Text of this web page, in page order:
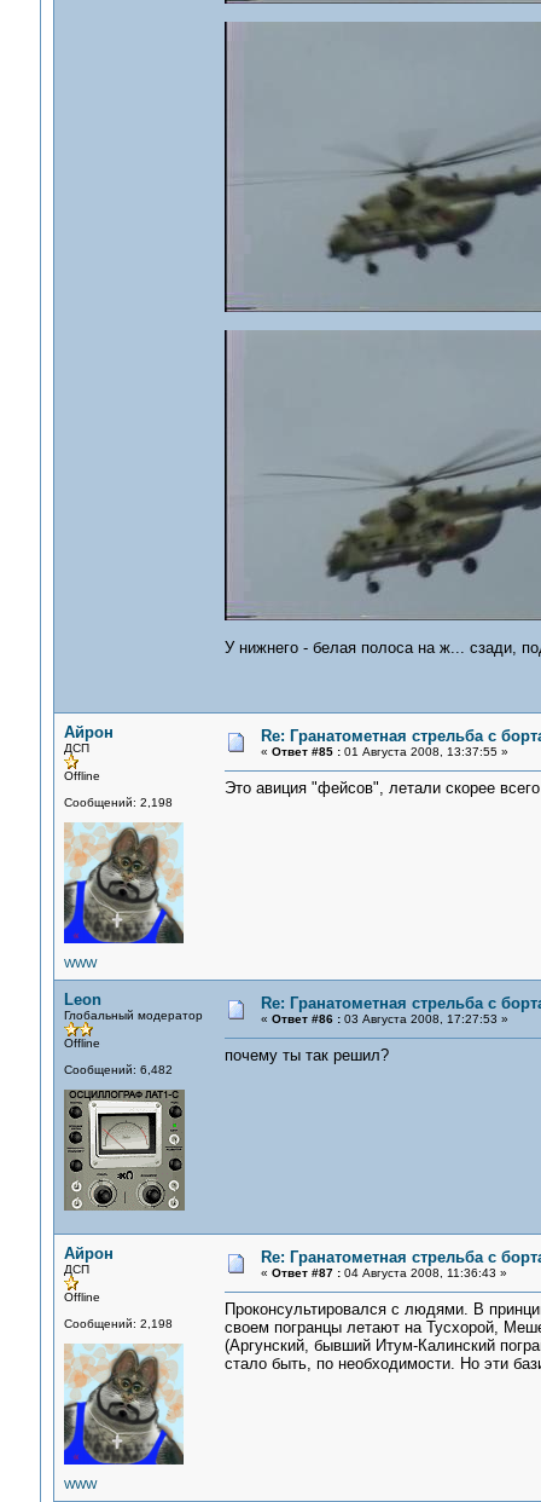
У нижнего - белая полоса на ж... сзади,
Айрон
ДСП
Offline
Сообщений: 2,198
WWW
Re: Гранатометная стрельба с
« Ответ #85 :01 Августа 2008, 13:37:55 »
Это авиция "фейсов", летали скорее
Leon
Глобальный модератор
Offline
Сообщений: 6,482
Re: Гранатометная стрельба с
« Ответ #86 :03 Августа 2008, 17:27:53 »
почему ты так решил?
Айрон
ДСП
Offline
Сообщений: 2,198
WWW
Re: Гранатометная стрельба с
« Ответ #87 :04 Августа 2008, 11:36:43 »
Проконсультировался с людями. В
своем погранцы летают на Тусхорой,
(Аргунский, бывший Итум-Калинский
стало быть, по необходимости. Но эти